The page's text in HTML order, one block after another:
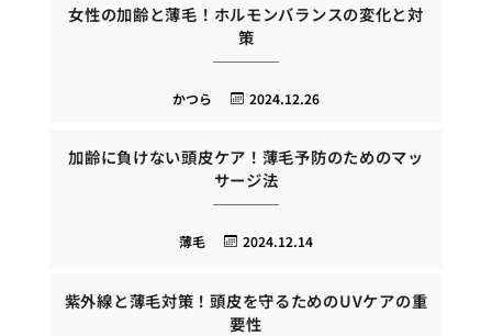
女性の加齢と薄毛！ホルモンバランスの変化と対
策
2024.12.26
かつら
加齢に負けない頭皮ケア！薄毛予防のためのマッ
サージ法
2024.12.14
薄毛
紫外線と薄毛対策！頭皮を守るためのUVケアの重
要性